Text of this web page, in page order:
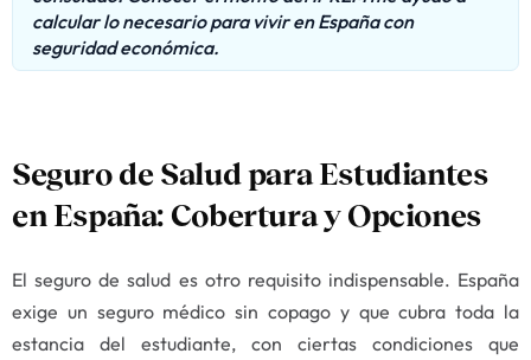
calcular lo necesario para vivir en España con
seguridad económica.
Seguro de Salud para Estudiantes
en España: Cobertura y Opciones
El seguro de salud es otro requisito indispensable. España
exige un seguro médico sin copago y que cubra toda la
estancia del estudiante, con ciertas condiciones que